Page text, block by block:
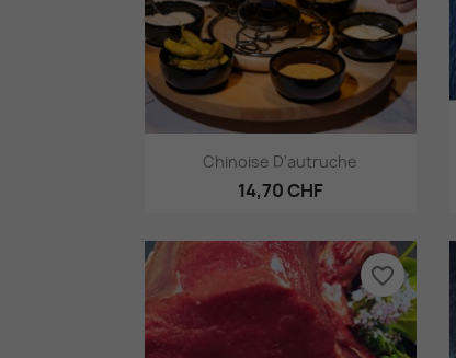
Aperçu rapide
Chinoise D'autruche
14,70 CHF
favorite_border